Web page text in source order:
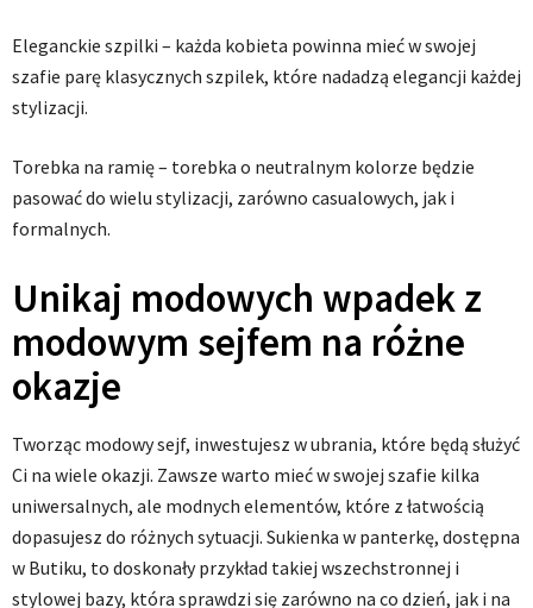
Eleganckie szpilki – każda kobieta powinna mieć w swojej
szafie parę klasycznych szpilek, które nadadzą elegancji każdej
stylizacji.
Torebka na ramię – torebka o neutralnym kolorze będzie
pasować do wielu stylizacji, zarówno casualowych, jak i
formalnych.
Unikaj modowych wpadek z
modowym sejfem na różne
okazje
Tworząc modowy sejf, inwestujesz w ubrania, które będą służyć
Ci na wiele okazji. Zawsze warto mieć w swojej szafie kilka
uniwersalnych, ale modnych elementów, które z łatwością
dopasujesz do różnych sytuacji. Sukienka w panterkę, dostępna
w Butiku, to doskonały przykład takiej wszechstronnej i
stylowej bazy, która sprawdzi się zarówno na co dzień, jak i na